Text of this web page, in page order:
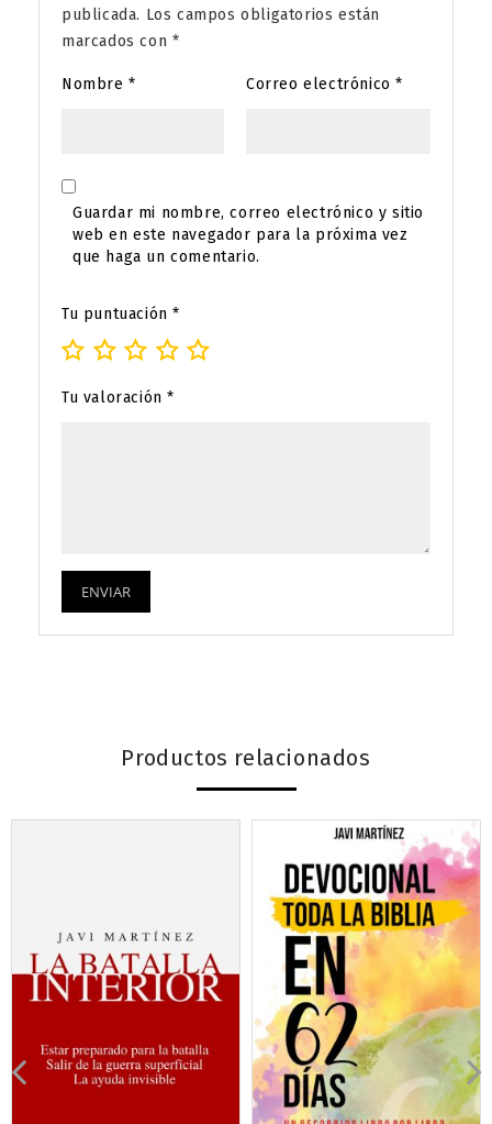
publicada. Los campos obligatorios están
marcados con *
Nombre* Correo electrónico*
Guardar mi nombre, correo electrónico y sitio
web en este navegador para la próxima vez
que haga un comentario.
Tu puntuación*
Tu valoración*
Productos relacionados